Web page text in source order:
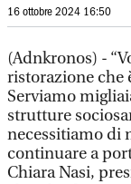
16 ottobre 2024 16:50
(Adnkronos) -
ristorazione che
Serviamo
strutture
necessitiamo di
continuare a
Chiara Nasi,